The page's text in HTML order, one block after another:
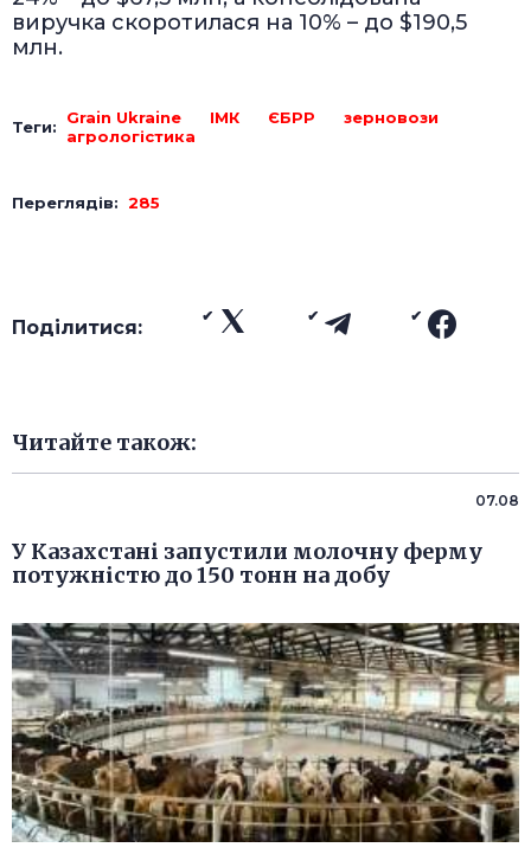
виручка скоротилася на 10% – до $190,5
млн.
Теги: Grain Ukraine ІМК ЄБРР
зерновози
агрологістика
Переглядів: 285
Поділитися:
Читайте також:
07.08
У Казахстані запустили молочну ферму
потужністю до 150 тонн на добу